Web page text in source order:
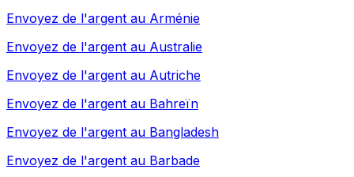
Envoyez de l'argent au Arménie
Envoyez de l'argent au Australie
Envoyez de l'argent au Autriche
Envoyez de l'argent au Bahreïn
Envoyez de l'argent au Bangladesh
Envoyez de l'argent au Barbade